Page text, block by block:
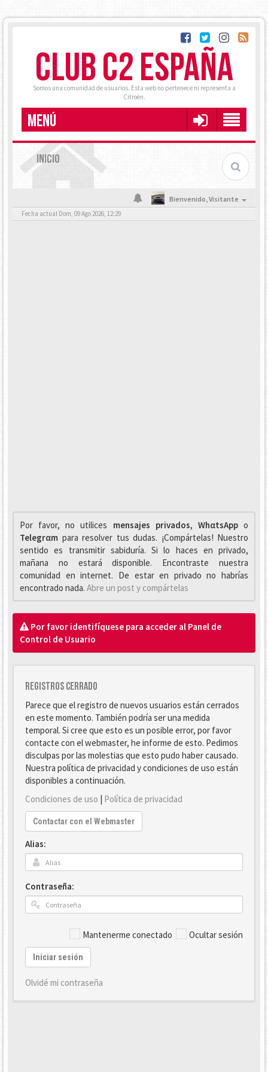
CLUB C2 ESPAÑA
Somos una comunidad de usuarios. Esta web no pertenece ni representa a
Citroën.
MENÚ
INICIO
Bienvenido,Visitante
Fecha actual Dom, 09 Ago 2026, 12:29
Por favor, no utilices mensajes privados, WhαtsAppo
Telegrαm para resolver tus dudas. ¡Compártelas! Nuestro
sentido es transmitir sabiduría. Si lo haces en privado,
mañana no estará disponible. Encontraste nuestra
comunidad en internet. De estar en privado no habrías
encontrado nada. Abre un post y compártelas
Por favor identifíquese para acceder al Panel de
Control de Usuario
Registros cerrado
Parece que el registro de nuevos usuarios están cerrados
en este momento. También podría ser una medida
temporal. Si cree que esto es un posible error, por favor
contacte con el webmaster, he informe de esto. Pedimos
disculpas por las molestias que esto pudo haber causado.
Nuestra política de privacidad y condiciones de uso están
disponibles a continuación.
Condiciones de uso | Política de privacidad
Contactar con el Webmaster
Alias:
Contraseña:
Mantenerme conectado Ocultar sesión
Iniciar sesión
Olvidé mi contraseña